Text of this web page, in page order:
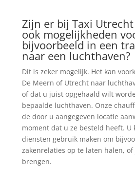
Zijn er bij Taxi
ook mogelijkheden
bijvoorbeeld in een
naar een luchthaven?
Dit is zeker mogelijk. Het kan
De Meern of Utrecht naar
of dat u juist opgehaald wilt
bepaalde luchthaven. Onze
de door u aangegeven locatie
moment dat u ze besteld heeft. U
diensten gebruik maken om
zakenrelaties op te laten halen,
brengen.